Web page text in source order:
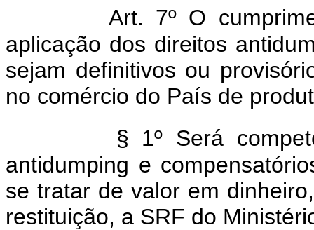
Art. 7º O
aplicação dos direitos
sejam definitivos ou
no comércio do País de
§ 1º Será
antidumping e
se tratar de valor em
restituição, a SRF do